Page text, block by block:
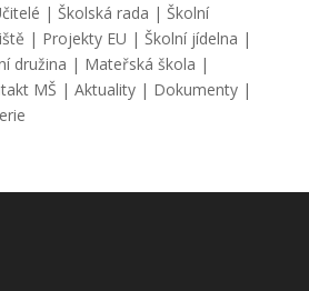
| Školská rada | Školní
| Projekty EU | Školní jídelna |
družina | Mateřská škola |
MŠ | Aktuality| Dokumenty|